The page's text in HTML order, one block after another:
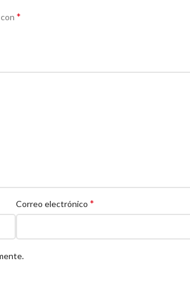
*
Correo electrónico *